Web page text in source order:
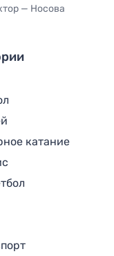
— Носова
катание